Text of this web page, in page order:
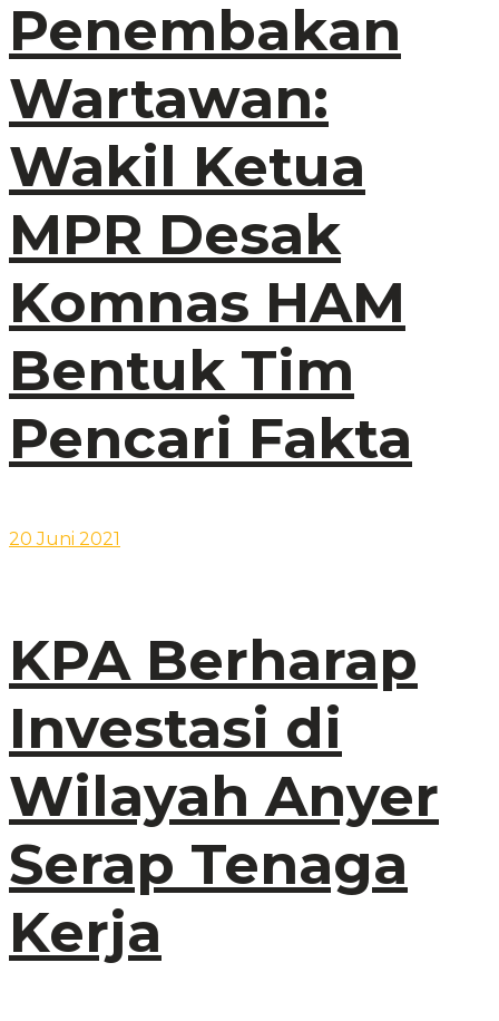
Penembakan
Wartawan:
Wakil Ketua
MPR Desak
Komnas HAM
Bentuk Tim
Pencari Fakta
20 Juni 2021
KPA Berharap
Investasi di
Wilayah Anyer
Serap Tenaga
Kerja